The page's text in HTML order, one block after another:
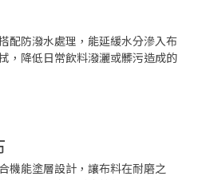
配防潑水處理，能延緩水分滲入布
，降低日常飲料潑灑或髒污造成的
機能塗層設計，讓布料在耐磨之